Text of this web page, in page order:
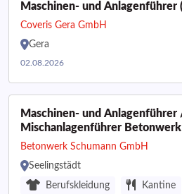
Maschinen- und
Extrusion
Coveris Gera GmbH
Gera
02.08.2026
Maschinen- und Anlagenführer
Mischanlagenführer
Betonproduktion |
Betonwerk Schumann GmbH
Seelingstädt
Berufskleidung
Kantine